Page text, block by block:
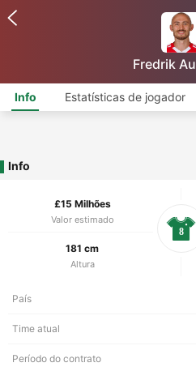
Fredrik
Info Estatísticas de jogador
Info
£15 Milhões
Valor estimado
181 cm
Altura
8
País
Time atual
Período do contrato